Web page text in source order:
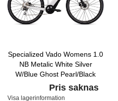
Specialized Vado Womens 1.0
NB Metalic White Silver
W/Blue Ghost Pearl/Black
Pris saknas
Visa lagerinformation